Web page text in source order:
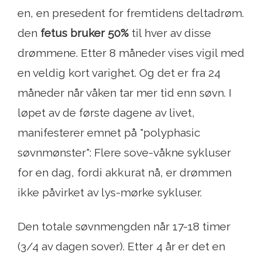
en, en presedent for fremtidens deltadrøm.
den fetus bruker 50% til hver av disse
drømmene. Etter 8 måneder vises vigil med
en veldig kort varighet. Og det er fra 24
måneder når våken tar mer tid enn søvn. I
løpet av de første dagene av livet,
manifesterer emnet på "polyphasic
søvnmønster": Flere sove-våkne sykluser
for en dag, fordi akkurat nå, er drømmen
ikke påvirket av lys-mørke sykluser.
Den totale søvnmengden når 17-18 timer
(3/4 av dagen sover). Etter 4 år er det en